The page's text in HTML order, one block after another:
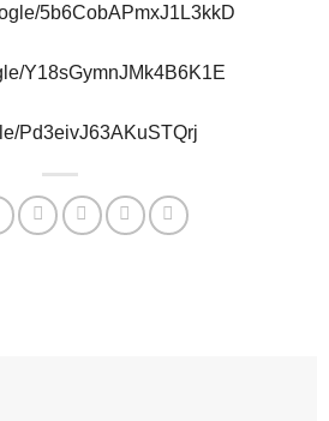
5b6CobAPmxJ1L3kkD
Y18sGymnJMk4B6K1E
Pd3eivJ63AKuSTQrj